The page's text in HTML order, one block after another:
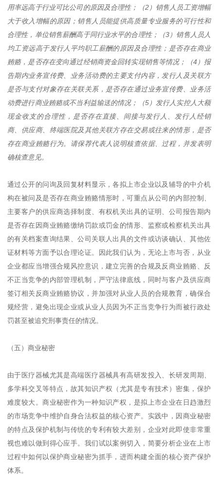
用率远高于行业可比公司的原因及合理性；（2）销售人员工资增幅
大于收入增幅的原因；销售人员能提供高质量专业服务的可行性和
合理性，单位销售薪酬高于同行业水平的合理性；（3）销售人员人
均工资远高于发行人平均职工薪酬的原因及合理性；是否存在商业
贿赂，是否存在变向通过经销商资金回转实现销售等情况；（4）报
告期内业务宣传费、业务活动费的主要支付内容，发行人及关联方
是否与支付对象存在关联关系，是否存在通过业务宣传费、业务活
动费进行商业贿赂或不当利益输送的情况；（5）发行人实控人大额
现金收支的合理性，是否存在直接、间接与发行人、发行人经销
商、供应商、终端医院及其他关联方存在交易或往来的情形，是否
存在商业贿赂行为。请保荐代表人说明核查依据、过程，并发表明
确核查意见。
通过公开的问询及回复材料显示，各拟上市企业以及辅导的中介机
构在被问及是否存在商业贿赂情形时，可重点从公司的内部控制、
主要客户的供应商选择制度、有权机关出具的证明、公司报告期内
是否存在因商业贿赂缴纳罚款或罚金的情形、监察或检察机关出具
的有关档案查询结果、公司关联人出具的文件或访谈确认、其他佐
证材料等方面予以合理论证。因此我们认为，无论上市与否，从业
企业都应当增强合规风控意识，建立完善的合规及反商业贿赂、反
不正当竞争的内部管理机制，严守法律底线，同时与客户及供应商
签订相关反商业贿赂协议，并加强对从业人员的合规教育，确保合
规经营，避免出现企业或从业人员因为不正当竞争行为而被行政处
罚甚至被追究刑事责任的情况。
（五）商业秘密
由于医疗器械尤其是高端医疗器械具有高研发投入、长研发周期、
多学科交叉等特点，故其知识产权（尤其是专有技术）密集，保护
难度较大。商业秘密作为一种知识产权，是拟上市企业在日趋激烈
的市场竞争中维护自身合法权益的核心资产。实践中，因商业秘密
的特点及保护机制与传统的专利有较大差别，企业对此即使非常重
视也难以做到得心应手。我们试以案例切入，简要分析企业在上市
过程中如何以保护商业秘密为抓手，进而构建全面的核心资产保护
体系。